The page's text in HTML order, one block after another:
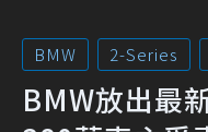
BMW 2-Series
BMW放出最